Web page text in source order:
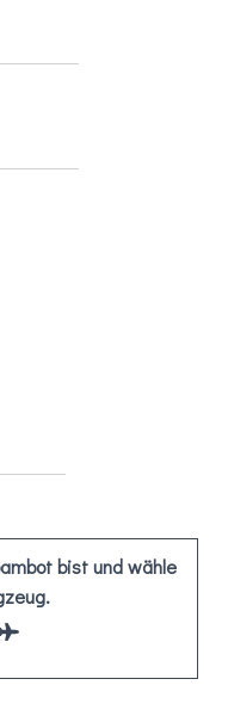
bist und wähle
.